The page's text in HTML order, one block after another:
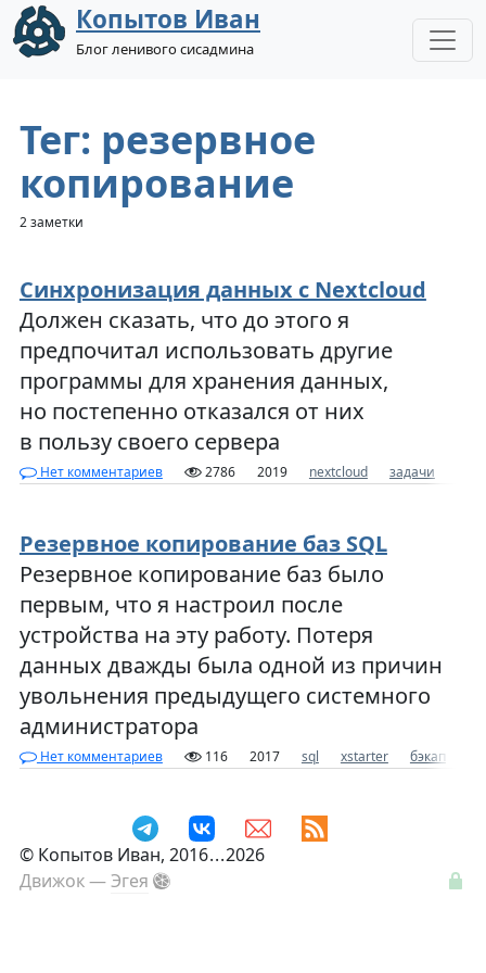
Копытов Иван
Блог ленивого сисадмина
Тег: резервное
копирование
2 заметки
Синхронизация данных с Nextcloud
Должен сказать, что до этого я
предпочитал использовать другие
программы для хранения данных,
но постепенно отказался от них
в пользу своего сервера
Нет комментариев 2786 2019 nextcloud задачи
Резервное копирование баз SQL
Резервное копирование баз было
первым, что я настроил после
устройства на эту работу. Потеря
данных дважды была одной из причин
увольнения предыдущего системного
администратора
Нет комментариев 116 2017 sql xstarter бэкап
© Копытов Иван, 2016...2026
Движок —Эгея